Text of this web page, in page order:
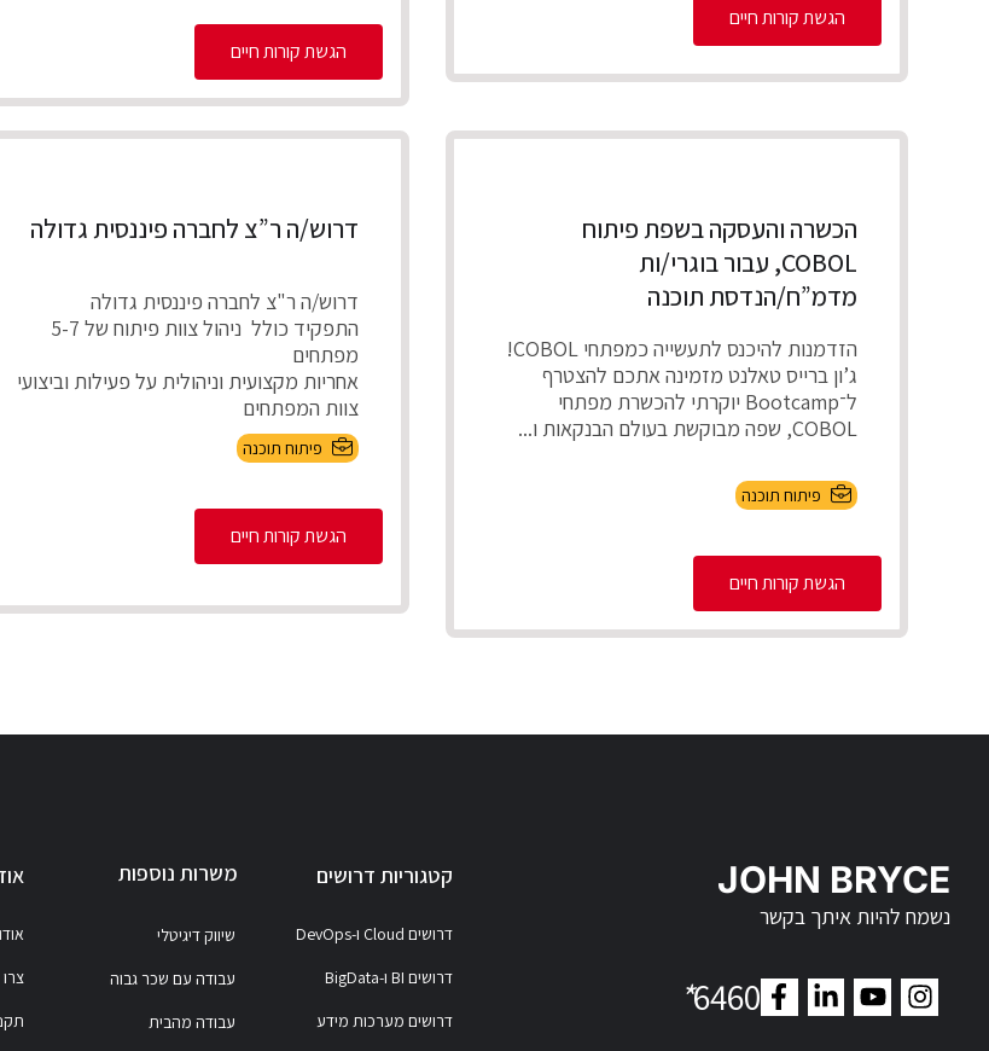
הגשת קורות חיים
הגשת קורות חיים
הכשרה והעסקה בשפת פיתוח
COBOL, עבור בוגרי/ות
מדמ”ח/הנדסת תוכנה
הזדמנות להיכנס לתעשייה כמפתחי COBOL!
ג’ון ברייס טאלנט מזמינה אתכם להצטרף
ל־Bootcamp יוקרתי להכשרת מפתחי
COBOL, שפה מבוקשת בעולם הבנקאות ו...
פיתוח תוכנה
הגשת קורות חיים
דרוש/ה ר”צ לחברה פיננסית גדולה
דרוש/ה ר"צ לחברה פיננסית גדולה
התפקיד כולל ניהול צוות פיתוח של 5-7
מפתחים
אחריות מקצועית וניהולית על פעילות וביצועי
צוות המפתחים
חניכה, ...פיתוח תוכנה
הגשת קורות חיים
JOHN BRYCE
נשמח להיות איתך בקשר
6460
*
קטגוריות דרושים
דרושים Cloud ו-DevOps
דרושים BI ו-BigData
דרושים מערכות מידע
משרות נוספות
שיווק דיגיטלי
עבודה עם שכר גבוה
עבודה מהבית